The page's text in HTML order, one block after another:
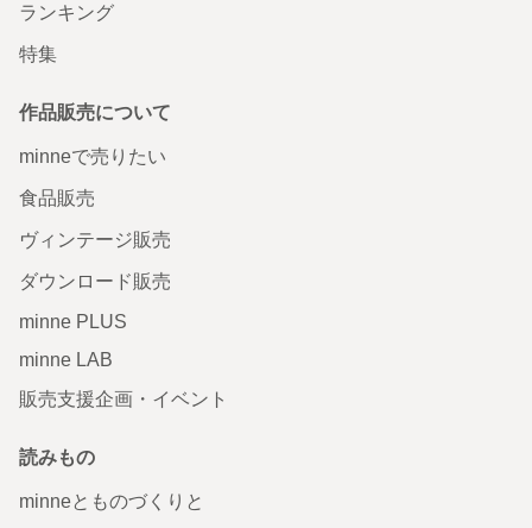
ランキング
特集
作品販売について
minneで売りたい
食品販売
ヴィンテージ販売
ダウンロード販売
minne PLUS
minne LAB
販売支援企画・イベント
読みもの
minneとものづくりと